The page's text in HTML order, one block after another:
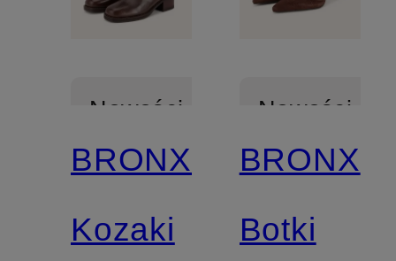
Nowości
BRONX
Kozaki
Nowości
BRONX
Botki